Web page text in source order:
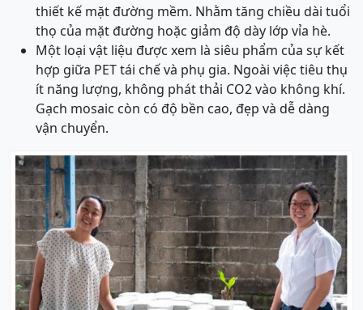
thiết kế mặt đường mềm. Nhằm tăng chiều dài tuổi
thọ của mặt đường hoặc giảm độ dày lớp vỉa hè.
Một loại vật liệu được xem là siêu phẩm của sự kết
hợp giữa PET tái chế và phụ gia. Ngoài việc tiêu thụ
ít năng lượng, không phát thải CO2 vào không khí.
Gạch mosaic còn có độ bền cao, đẹp và dễ dàng
vận chuyển.